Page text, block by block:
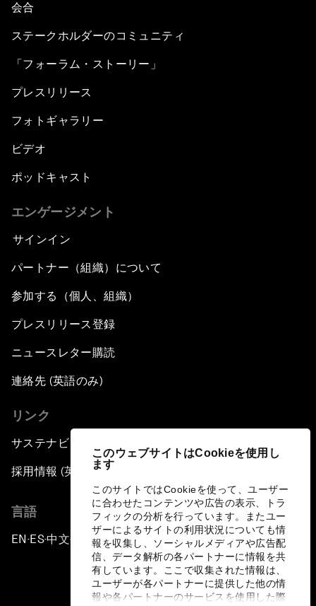
このウェブサイトはCookieを使用し
ます
このサイトではCookieを使って、ユーザー
に合わせたコンテンツや広告の表示、トラ
フィックの分析を行っています。またユー
ザーによるサイトの利用状況についても情
報を収集し、ソーシャルメディアや広告配
信、データ解析の各パートナーに情報を共
有しています。ここで収集された情報は、
ユーザーが各パートナーに提供した他の情
報や各パートナーのサービスを使用した際
会合
ステークホルダーのコミュニティ
「フォーラム・ストーリー」
プレスリリース
フォトギャラリー
ビデオ
ポッドキャスト
エンゲージメント
サインイン
パートナー（組織）について
参加する（個人、組織）
プレスリリース登録
ニュースレター購読
連絡先 (英語のみ)
リンク
サステナビリティへの取り組み
採用情報 (英語のみ)
言語
EN ▪ ES▪中文▪ 日本語